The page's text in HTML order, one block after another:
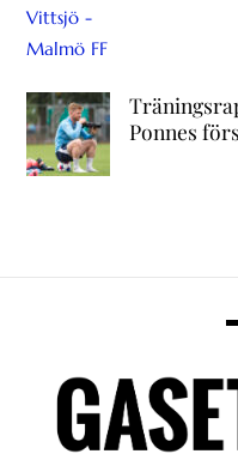
Ponnes